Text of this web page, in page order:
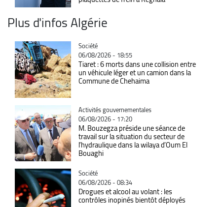
Plus d'infos Algérie
Catégorie
Société
06/08/2026 - 18:55
Tiaret : 6 morts dans une collision entre
un véhicule léger et un camion dans la
Commune de Chehaima
Catégorie
Activités gouvernementales
06/08/2026 - 17:20
M. Bouzegza préside une séance de
travail sur la situation du secteur de
l’hydraulique dans la wilaya d’Oum El
Bouaghi
Catégorie
Société
06/08/2026 - 08:34
Drogues et alcool au volant : les
contrôles inopinés bientôt déployés